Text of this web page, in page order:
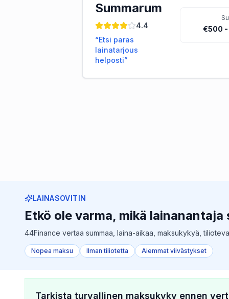
Summarum
4.4
“Etsi paras
lainatarjous
helposti”
€500
LAINASOVITIN
Etkö ole varma, mikä lainanantaja
44Finance vertaa summaa, laina-aikaa, maksukykyä,
Nopea maksu Ilman tiliotetta Aiemmat viivästykset
Tarkista turvallinen maksukyky ennen